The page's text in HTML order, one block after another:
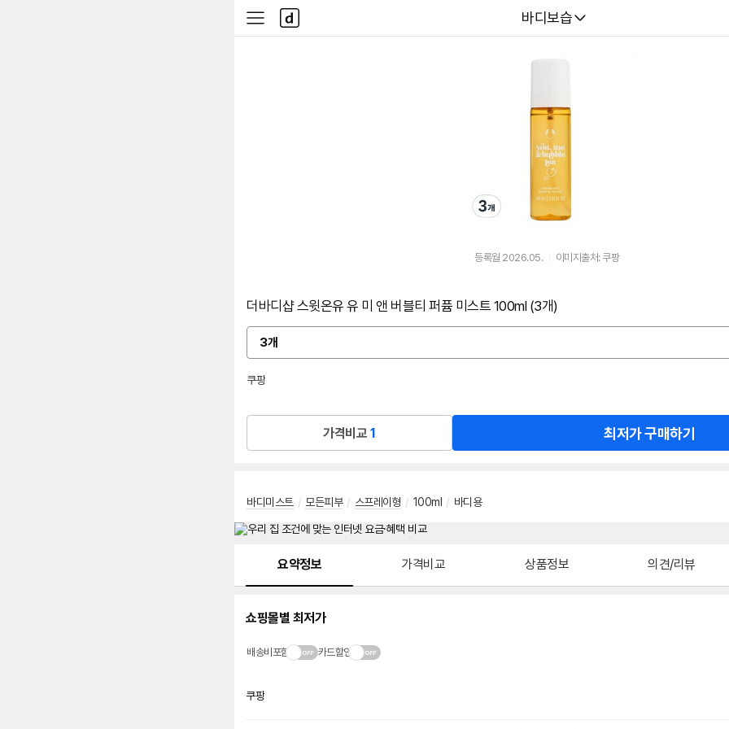
다나와
바디보습
사
이
다
나
와
등록월 2026.05. 이미지출처: 쿠팡
더바디샵 스윗온유 유 미 앤 버블티 퍼퓸 미스트 100ml (3개)
3개
옵
션
선
쿠팡
가격비교 1 최저가 구매하기
바디미스트 / 모든피부 / 스프레이형 / 100ml / 바디용
요약정보 가격비교 상품정보 의견/리뷰
쇼핑몰별 최저가
배송비포함 카드할인
쿠팡